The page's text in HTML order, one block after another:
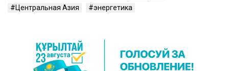
Центральная Азия
энергетика